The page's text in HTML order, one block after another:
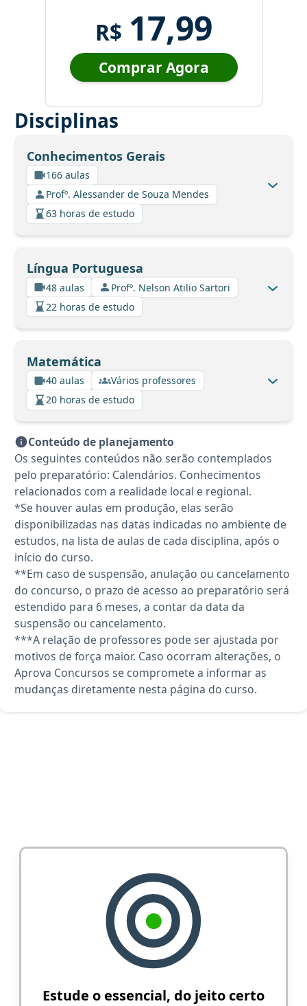
R$ 17,99
Comprar Agora
Disciplinas
Conhecimentos Gerais
166 aulas
Profº. Alessander de Souza Mendes
63 horas de estudo
Língua Portuguesa
48 aulas
Profº. Nelson Atilio Sartori
22 horas de estudo
Matemática
40 aulas
Vários professores
20 horas de estudo
Conteúdo de planejamento
Os seguintes conteúdos não serão contemplados
pelo preparatório: Calendários. Conhecimentos
relacionados com a realidade local e regional.
*Se houver aulas em produção, elas serão
disponibilizadas nas datas indicadas no ambiente de
estudos, na lista de aulas de cada disciplina, após o
início do curso.
**Em caso de suspensão, anulação ou cancelamento
do concurso, o prazo de acesso ao preparatório será
estendido para 6 meses, a contar da data da
suspensão ou cancelamento.
***A relação de professores pode ser ajustada por
motivos de força maior. Caso ocorram alterações, o
Aprova Concursos se compromete a informar as
mudanças diretamente nesta página do curso.
Estude o essencial, do jeito certo